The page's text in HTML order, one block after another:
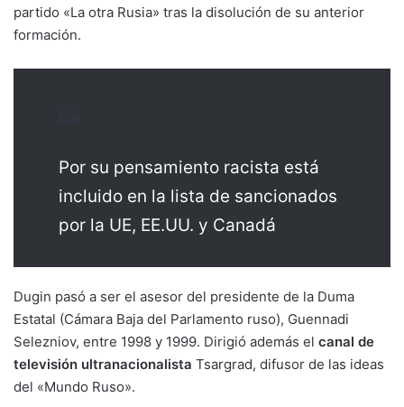
partido «La otra Rusia» tras la disolución de su anterior
formación.
Por su pensamiento racista está
incluido en la lista de sancionados
por la UE, EE.UU. y Canadá
Dugin pasó a ser el asesor del presidente de la Duma
Estatal (Cámara Baja del Parlamento ruso), Guennadi
Selezniov, entre 1998 y 1999. Dirigió además el canal de
televisión ultranacionalista Tsargrad, difusor de las ideas
del «Mundo Ruso».